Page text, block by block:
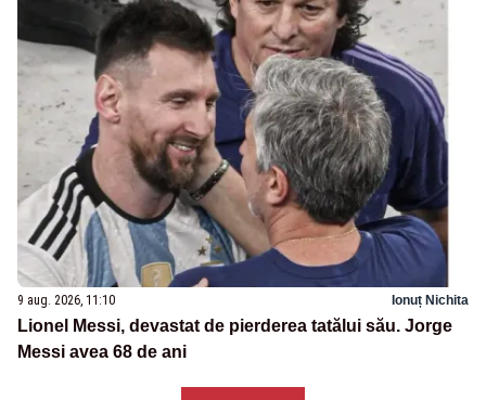
9 aug. 2026, 11:10 Ionuț Nichita
Lionel Messi, devastat de pierderea tatălui său. Jorge
Messi avea 68 de ani